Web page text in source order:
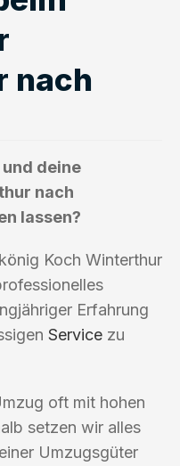
nach
deine
nach
lassen?
Koch Winterthur
Erfahrung
Service zu
oft mit hohen
setzen wir alles
Umzugsgüter